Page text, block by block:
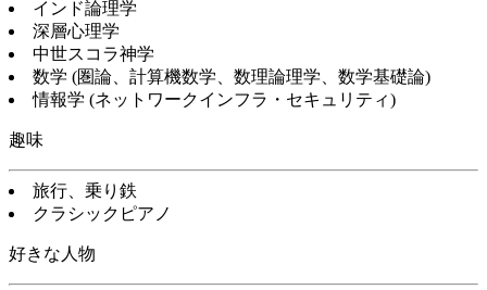
インド論理学
深層心理学
中世スコラ神学
数学 (圏論、計算機数学、数理論理学、数学基礎論)
情報学 (ネットワークインフラ・セキュリティ)
趣味
旅行、乗り鉄
クラシックピアノ
好きな人物